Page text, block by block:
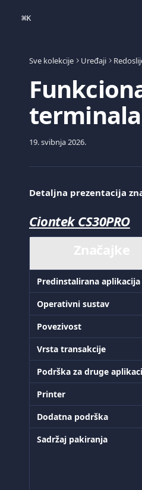
⌘K
Sve kolekcije Uređaji
terminala
19. svibnja 2026.
Detaljna prezentacija
Ciontek CS30PRO
Predinstalirana aplikacija
Operativni sustav
Povezivost
Vrsta transakcije
Podrška za druge
Printer
Dodatna podrška
Sadržaj pakiranja